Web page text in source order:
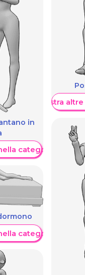
in
categoria
categoria
Mostra